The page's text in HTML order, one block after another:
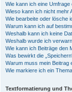
Wie kann ich eine Umfrage
Wieso kann ich nicht mehr
Wie bearbeite oder lösche
Warum kann ich auf
Weshalb kann ich keine
Weshalb wurde ich
Wie kann ich Beiträge den
Was bewirkt die
Warum muss mein Beitrag
Wie markiere ich ein
Textformatierung und